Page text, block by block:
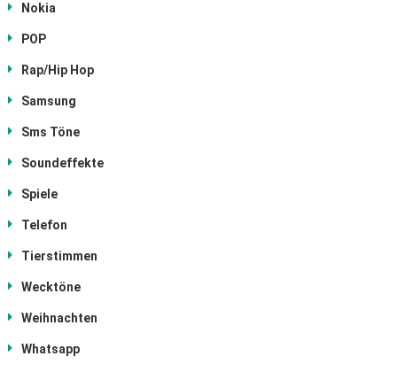
Nokia
POP
Rap/Hip Hop
Samsung
Sms Töne
Soundeffekte
Spiele
Telefon
Tierstimmen
Wecktöne
Weihnachten
Whatsapp